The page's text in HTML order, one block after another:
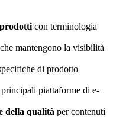
con terminologia
che mantengono la visibilità
di prodotto
piattaforme di e-
della qualità per contenuti